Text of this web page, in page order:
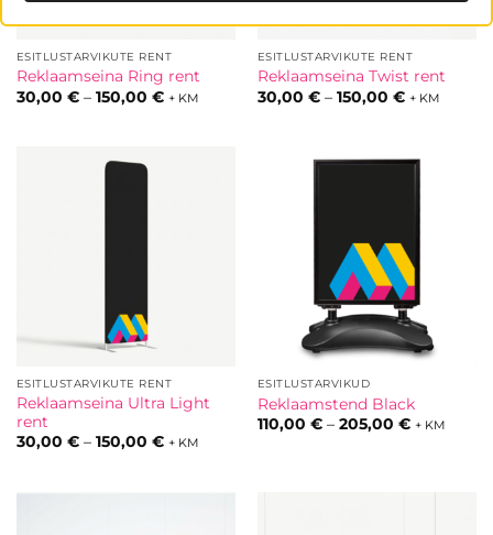
ESITLUSTARVIKUTE RENT
Reklaamseina Ring rent
30,00 € – 150,00 €Hinnavahemik:
+ KM
ESITLUSTARVIKUTE RENT
Reklaamseina Twist rent
30,00 € – 150,00 € + KM
ESITLUSTARVIKUTE RENT
Reklaamseina Ultra Light
rent
30,00 € – 150,00 €Hinnavahemik:
+ KM
ESITLUSTARVIKUD
Reklaamstend Black
110,00 € – 205,00 € + KM